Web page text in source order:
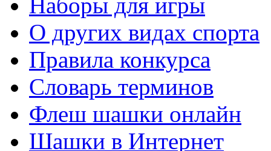
О других видах спорта
Правила конкурса
Словарь терминов
Флеш шашки онлайн
Шашки в Интернет